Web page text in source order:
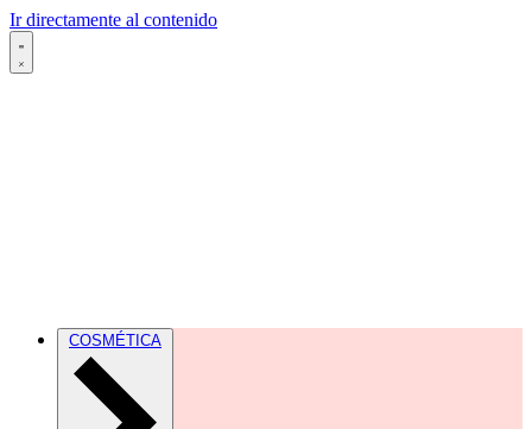
Ir directamente al contenido
COSMÉTICA